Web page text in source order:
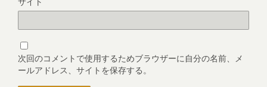
次回のコメントで使用するためブラウザーに自分の名前、メ
ールアドレス、サイトを保存する。